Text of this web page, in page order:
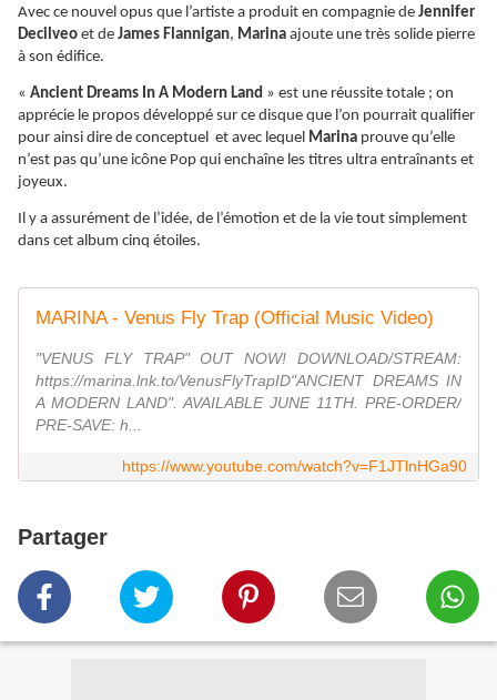
Avec ce nouvel opus que l’artiste a produit en compagnie de Jennifer
Decilveo et de James Flannigan, Marina ajoute une très solide pierre
à son édifice.
« Ancient Dreams In A Modern Land » est une réussite totale ; on
apprécie le propos développé sur ce disque que l’on pourrait qualifier
pour ainsi dire de conceptuel et avec lequel Marina prouve qu’elle
n’est pas qu’une icône Pop qui enchaîne les titres ultra entraînants et
joyeux.
Il y a assurément de l’idée, de l’émotion et de la vie tout simplement
dans cet album cinq étoiles.
MARINA - Venus Fly Trap (Official Music Video)
"VENUS FLY TRAP" OUT NOW! DOWNLOAD/STREAM:
https://marina.lnk.to/VenusFlyTrapID"ANCIENT DREAMS IN
A MODERN LAND". AVAILABLE JUNE 11TH. PRE-ORDER/
PRE-SAVE: h...
https://www.youtube.com/watch?v=F1JTlnHGa90
Partager